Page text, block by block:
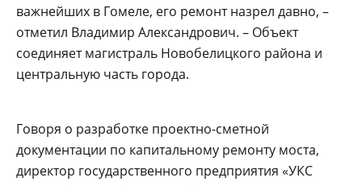
важнейших в Гомеле, его ремонт назрел давно, –
отметил Владимир Александрович. – Объект
соединяет магистраль Новобелицкого района и
центральную часть города.
Говоря о разработке проектно-сметной
документации по капитальному ремонту моста,
директор государственного предприятия «УКС